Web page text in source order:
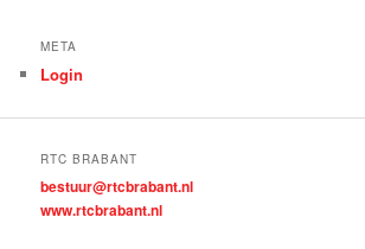
META
Login
RTC BRABANT
bestuur@rtcbrabant.nl
www.rtcbrabant.nl